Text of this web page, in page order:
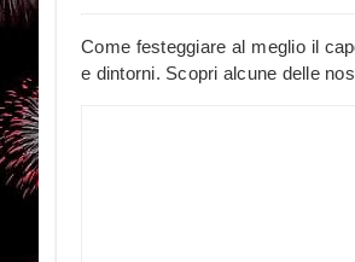
Come festeggiare al meglio il
e dintorni. Scopri alcune delle